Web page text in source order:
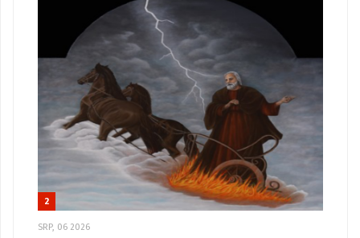
2
SRP, 06 2026